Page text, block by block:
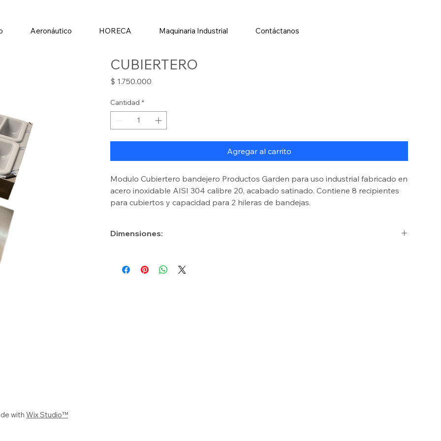
Aeronáutico HORECA Maquinaria Industrial Contáctanos
CUBIERTERO
$ 1.750.000
Cantidad *
Agregar al carrito
Modulo Cubiertero bandejero Productos Garden para uso industrial fabricado en
acero inoxidable AISI 304 calibre 20, acabado satinado. Contiene 8 recipientes
para cubiertos y capacidad para 2 hileras de bandejas.
Dimensiones:
Alto: 95 cm
with Wix Studio™